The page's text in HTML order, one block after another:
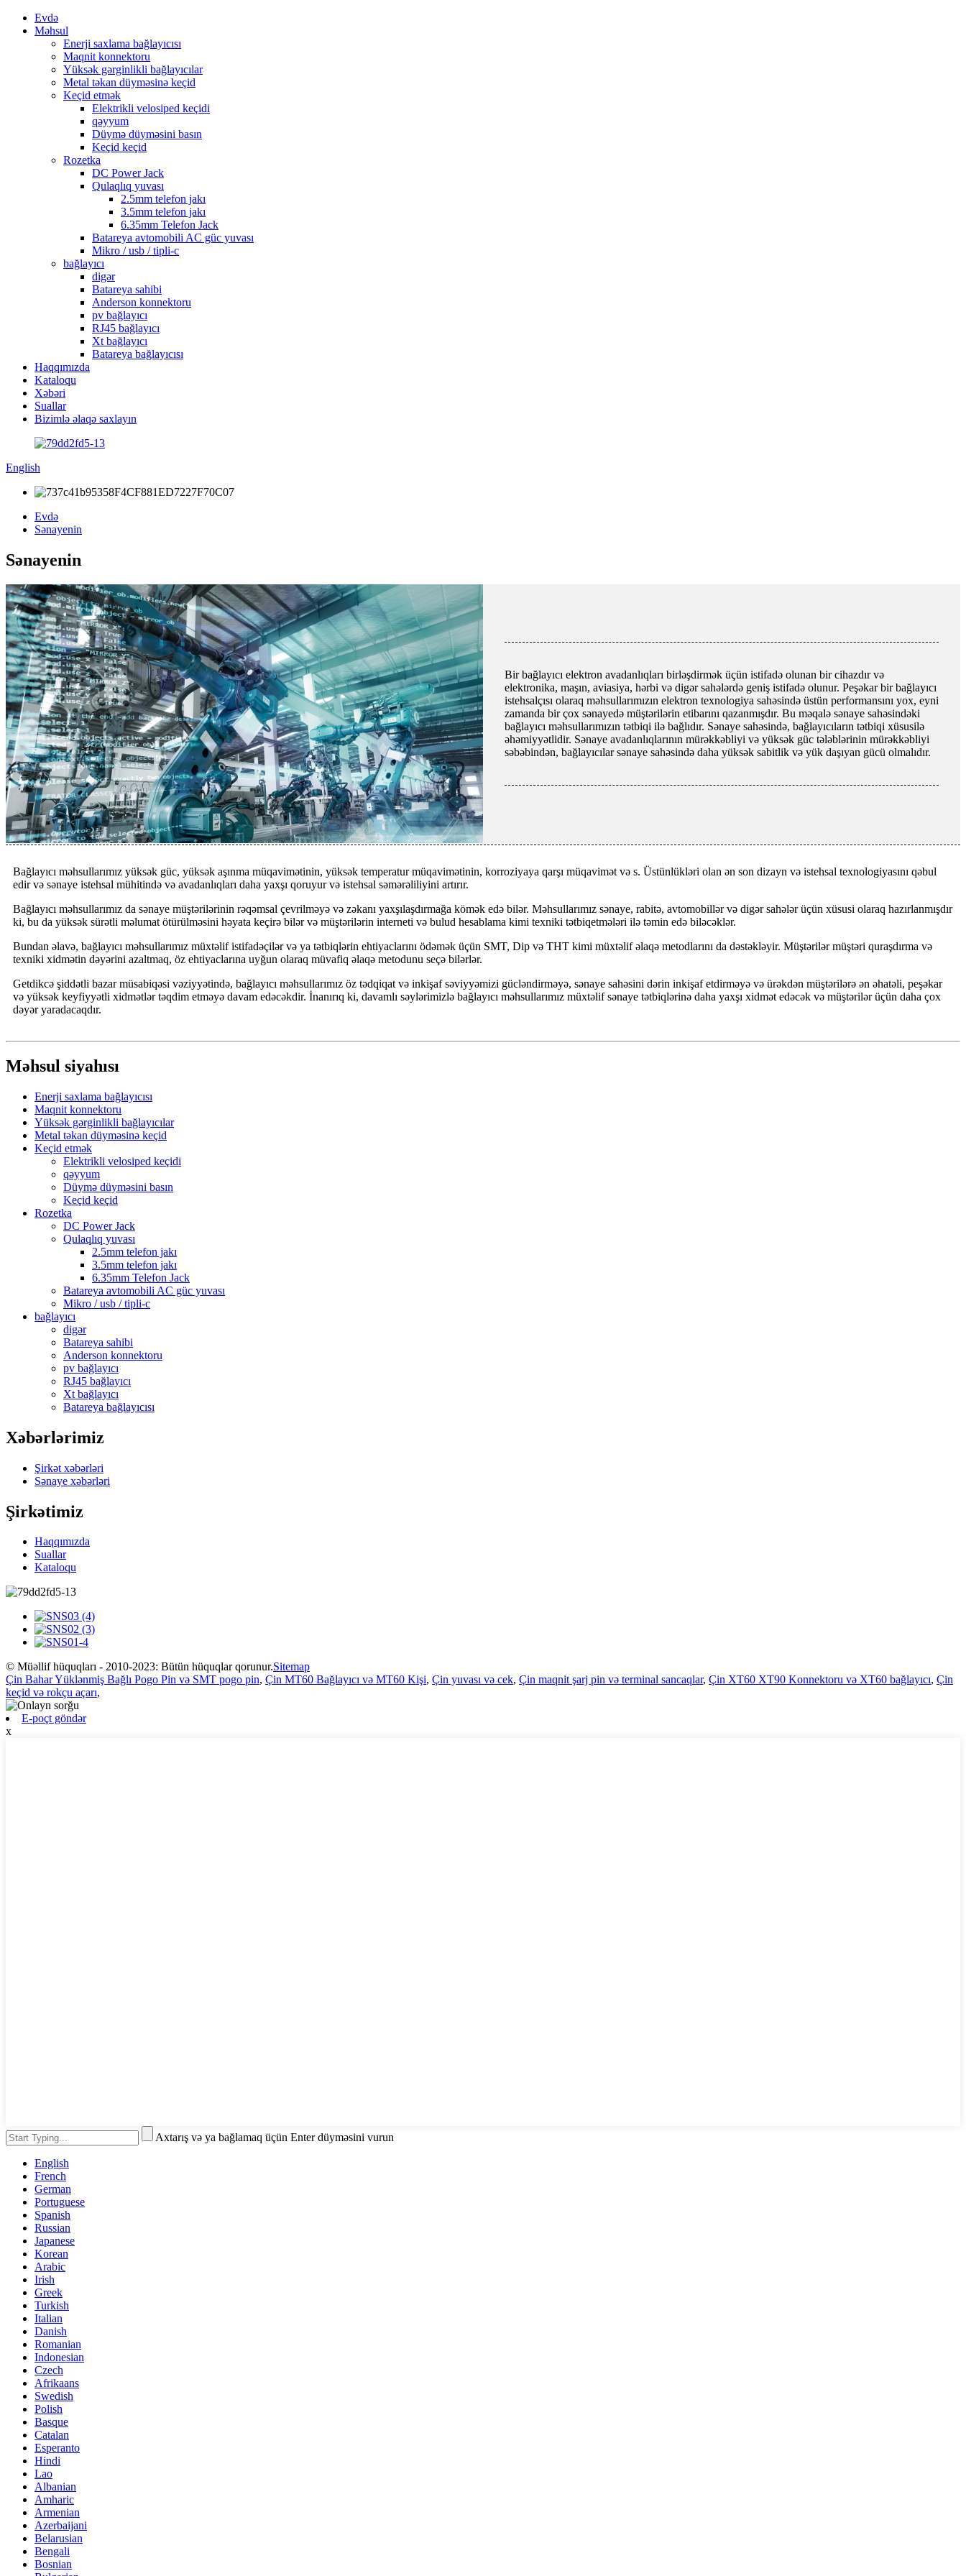
Evdə
Məhsul
Enerji saxlama bağlayıcısı
Maqnit konnektoru
Yüksək gərginlikli bağlayıcılar
Metal təkan düyməsinə keçid
Keçid etmək
Elektrikli velosiped keçidi
qəyyum
Düymə düyməsini basın
Keçid keçid
Rozetka
DC Power Jack
Qulaqlıq yuvası
2.5mm telefon jakı
3.5mm telefon jakı
6.35mm Telefon Jack
Batareya avtomobili AC güc yuvası
Mikro / usb / tipli-c
bağlayıcı
digər
Batareya sahibi
Anderson konnektoru
pv bağlayıcı
RJ45 bağlayıcı
Xt bağlayıcı
Batareya bağlayıcısı
Haqqımızda
Kataloqu
Xəbəri
Suallar
Bizimlə əlaqə saxlayın
English
Evdə
Sənayenin
Sənayenin
Bir bağlayıcı elektron avadanlıqları birləşdirmək üçün istifadə olunan bir cihazdır və
elektronika, maşın, aviasiya, hərbi və digər sahələrdə geniş istifadə olunur. Peşəkar bir bağlayıcı
istehsalçısı olaraq məhsullarımızın elektron texnologiya sahəsində üstün performansını yox, eyni
zamanda bir çox sənayedə müştərilərin etibarını qazanmışdır. Bu məqalə sənaye sahəsindəki
bağlayıcı məhsullarımızın tətbiqi ilə bağlıdır. Sənaye sahəsində, bağlayıcıların tətbiqi xüsusilə
əhəmiyyətlidir. Sənaye avadanlıqlarının mürəkkəbliyi və yüksək güc tələblərinin mürəkkəbliyi
səbəbindən, bağlayıcılar sənaye sahəsində daha yüksək sabitlik və yük daşıyan gücü olmalıdır.
Bağlayıcı məhsullarımız yüksək güc, yüksək aşınma müqavimətinin, yüksək temperatur müqavimətinin, korroziyaya qarşı müqavimət və s. Üstünlükləri olan ən son dizayn və istehsal texnologiyasını qəbul
edir və sənaye istehsal mühitində və avadanlıqları daha yaxşı qoruyur və istehsal səmərəliliyini artırır.
Bağlayıcı məhsullarımız da sənaye müştərilərinin rəqəmsal çevrilməyə və zəkanı yaxşılaşdırmağa kömək edə bilər. Məhsullarımız sənaye, rabitə, avtomobillər və digər sahələr üçün xüsusi olaraq hazırlanmışdır
ki, bu da yüksək sürətli məlumat ötürülməsini həyata keçirə bilər və müştərilərin interneti və bulud hesablama kimi texniki tətbiqetmələri ilə təmin edə biləcəklər.
Bundan əlavə, bağlayıcı məhsullarımız müxtəlif istifadəçilər və ya tətbiqlərin ehtiyaclarını ödəmək üçün SMT, Dip və THT kimi müxtəlif əlaqə metodlarını da dəstəkləyir. Müştərilər müştəri quraşdırma və
texniki xidmətin dəyərini azaltmaq, öz ehtiyaclarına uyğun olaraq müvafiq əlaqə metodunu seçə bilərlər.
Getdikcə şiddətli bazar müsabiqəsi vəziyyətində, bağlayıcı məhsullarımız öz tədqiqat və inkişaf səviyyəmizi gücləndirməyə, sənaye sahəsini dərin inkişaf etdirməyə və ürəkdən müştərilərə ən əhatəli, peşəkar
və yüksək keyfiyyətli xidmətlər təqdim etməyə davam edəcəkdir. İnanırıq ki, davamlı səylərimizlə bağlayıcı məhsullarımız müxtəlif sənaye tətbiqlərinə daha yaxşı xidmət edəcək və müştərilər üçün daha çox
dəyər yaradacaqdır.
Məhsul siyahısı
Enerji saxlama bağlayıcısı
Maqnit konnektoru
Yüksək gərginlikli bağlayıcılar
Metal təkan düyməsinə keçid
Keçid etmək
Elektrikli velosiped keçidi
qəyyum
Düymə düyməsini basın
Keçid keçid
Rozetka
DC Power Jack
Qulaqlıq yuvası
2.5mm telefon jakı
3.5mm telefon jakı
6.35mm Telefon Jack
Batareya avtomobili AC güc yuvası
Mikro / usb / tipli-c
bağlayıcı
digər
Batareya sahibi
Anderson konnektoru
pv bağlayıcı
RJ45 bağlayıcı
Xt bağlayıcı
Batareya bağlayıcısı
Xəbərlərimiz
Şirkət xəbərləri
Sənaye xəbərləri
Şirkətimiz
Haqqımızda
Suallar
Kataloqu
© Müəllif hüquqları - 2010-2023: Bütün hüquqlar qorunur.Sitemap
Çin Bahar Yüklənmiş Bağlı Pogo Pin və SMT pogo pin, Çin MT60 Bağlayıcı və MT60 Kişi, Çin yuvası və cek, Çin maqnit şarj pin və terminal sancaqlar, Çin XT60 XT90 Konnektoru və XT60 bağlayıcı, Çin
keçid və rokçu açarı,
E-poçt göndər
x
Axtarış və ya bağlamaq üçün Enter düyməsini vurun
English
French
German
Portuguese
Spanish
Russian
Japanese
Korean
Arabic
Irish
Greek
Turkish
Italian
Danish
Romanian
Indonesian
Czech
Afrikaans
Swedish
Polish
Basque
Catalan
Esperanto
Hindi
Lao
Albanian
Amharic
Armenian
Azerbaijani
Belarusian
Bengali
Bosnian